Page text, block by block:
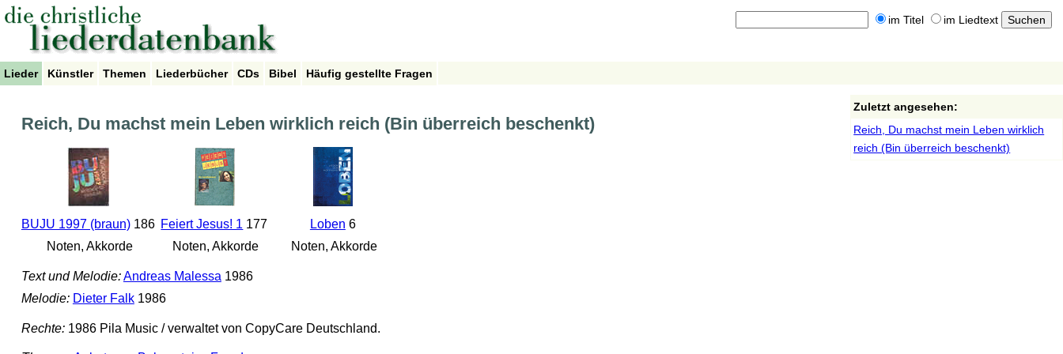
im Titel im Liedtext
Lieder Künstler Themen Liederbücher CDs Bibel Häufig gestellte Fragen
Reich, Du machst mein Leben wirklich reich (Bin überreich beschenkt)
BUJU 1997 (braun)186
Noten, Akkorde
Feiert Jesus! 1 177
Noten, Akkorde
Loben 6
Noten, Akkorde
Text und Melodie:Andreas Malessa 1986
Melodie: Dieter Falk1986
Rechte:1986 Pila Music / verwaltet von CopyCare Deutschland.
Zuletzt angesehen:
Reich, Du machst mein Leben wirklich
reich (Bin überreich beschenkt)